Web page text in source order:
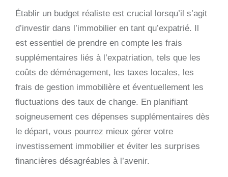
Établir un budget réaliste est crucial lorsqu’il s’agit
d’investir dans l’immobilier en tant qu’expatrié. Il
est essentiel de prendre en compte les frais
supplémentaires liés à l’expatriation, tels que les
coûts de déménagement, les taxes locales, les
frais de gestion immobilière et éventuellement les
fluctuations des taux de change. En planifiant
soigneusement ces dépenses supplémentaires dès
le départ, vous pourrez mieux gérer votre
investissement immobilier et éviter les surprises
financières désagréables à l’avenir.